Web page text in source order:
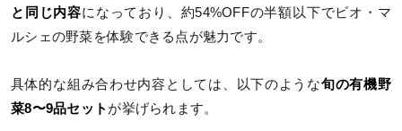
と同じ内容になっており、約54%OFFの半額以下でビオ・マ
ルシェの野菜を体験できる点が魅力です。
具体的な組み合わせ内容としては、以下のような旬の有機野
菜8〜9品セット が挙げられます。